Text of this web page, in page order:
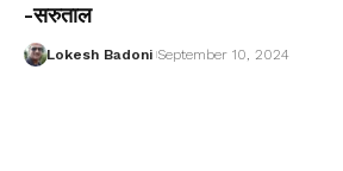
-सरुताल
Lokesh Badoni September 10, 2024